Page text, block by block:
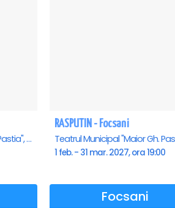
Teatrul Municipal "Maior Gh. Pastia", Focsani
RASPUTIN - Focsani
1 feb. - 31 mar. 2027, ora 19:00
Focsani